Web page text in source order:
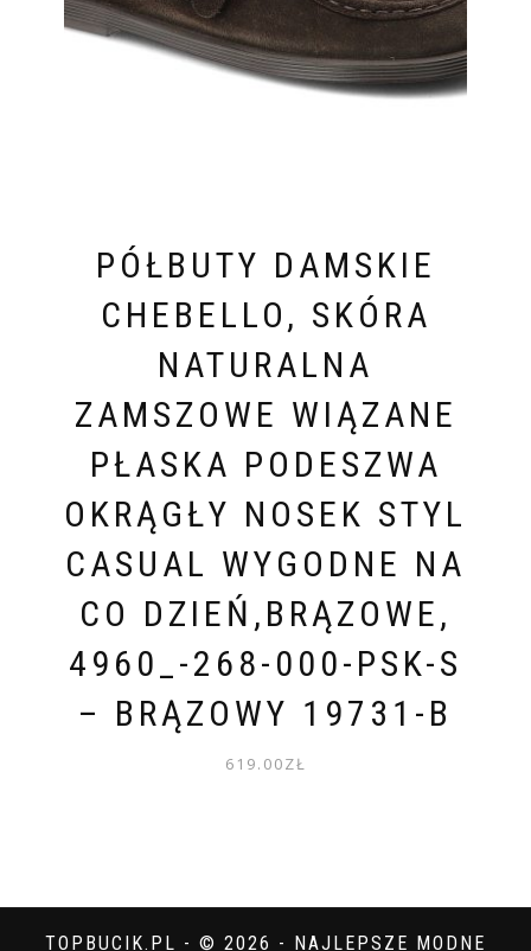
PÓŁBUTY DAMSKIE
CHEBELLO, SKÓRA
NATURALNA
ZAMSZOWE WIĄZANE
PŁASKA PODESZWA
OKRĄGŁY NOSEK STYL
CASUAL WYGODNE NA
CO DZIEŃ,BRĄZOWE,
4960_-268-000-PSK-S
– BRĄZOWY 19731-B
619.00ZŁ
TOPBUCIK.PL - © 2026 - NAJLEPSZE MODNE